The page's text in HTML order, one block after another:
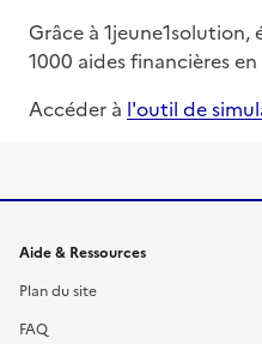
Grâce à 1jeune1solution,
1000 aides financières
Accéder à l'outil de
Informations et
Aide & Ressources
Plan du site
FAQ